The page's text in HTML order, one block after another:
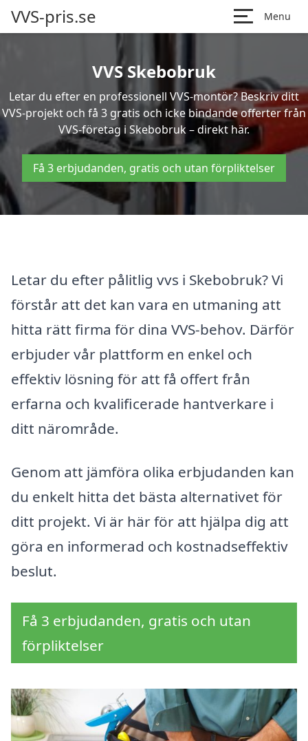
VVS-pris.se Menu
VVS Skebobruk
Letar du efter en professionell VVS-montör? Beskriv ditt
VVS-projekt och få 3 gratis och icke bindande offerter från
VVS-företag i Skebobruk – direkt här.
Få 3 erbjudanden, gratis och utan förpliktelser
Letar du efter pålitlig vvs i Skebobruk? Vi
förstår att det kan vara en utmaning att
hitta rätt firma för dina VVS-behov. Därför
erbjuder vår plattform en enkel och
effektiv lösning för att få offert från
erfarna och kvalificerade hantverkare i
ditt närområde.
Genom att jämföra olika erbjudanden kan
du enkelt hitta det bästa alternativet för
ditt projekt. Vi är här för att hjälpa dig att
göra en informerad och kostnadseffektiv
beslut.
Få 3 erbjudanden, gratis och utan
förpliktelser